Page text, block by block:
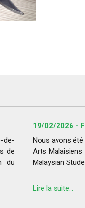
de-
de
du
19/02/2026 -
Nous avons été
Arts
Malaysian
Lire la suite...